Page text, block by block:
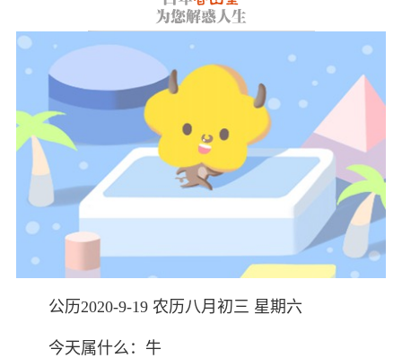
公历2020-9-19 农历八月初三 星期六
今天属什么：牛